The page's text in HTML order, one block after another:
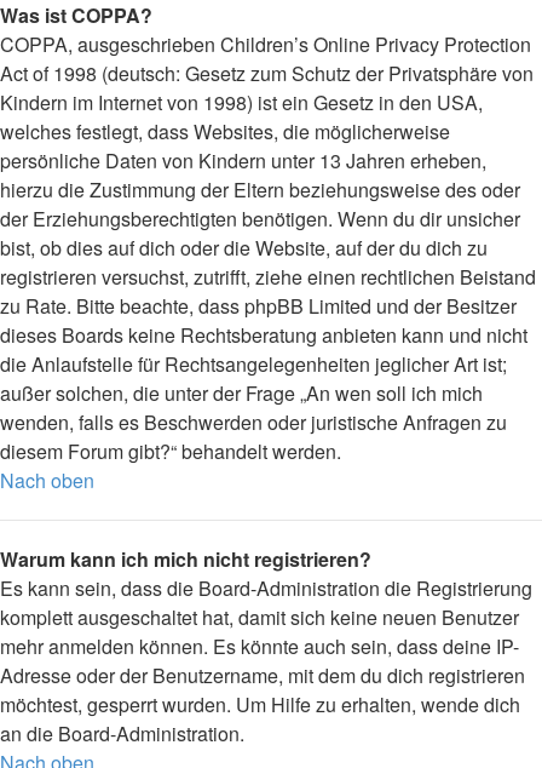
Was ist COPPA?
COPPA, ausgeschrieben Children’s Online Privacy Protection
Act of 1998 (deutsch: Gesetz zum Schutz der Privatsphäre von
Kindern im Internet von 1998) ist ein Gesetz in den USA,
welches festlegt, dass Websites, die möglicherweise
persönliche Daten von Kindern unter 13 Jahren erheben,
hierzu die Zustimmung der Eltern beziehungsweise des oder
der Erziehungsberechtigten benötigen. Wenn du dir unsicher
bist, ob dies auf dich oder die Website, auf der du dich zu
registrieren versuchst, zutrifft, ziehe einen rechtlichen Beistand
zu Rate. Bitte beachte, dass phpBB Limited und der Besitzer
dieses Boards keine Rechtsberatung anbieten kann und nicht
die Anlaufstelle für Rechtsangelegenheiten jeglicher Art ist;
außer solchen, die unter der Frage „An wen soll ich mich
wenden, falls es Beschwerden oder juristische Anfragen zu
diesem Forum gibt?“ behandelt werden.
Nach oben
Warum kann ich mich nicht registrieren?
Es kann sein, dass die Board-Administration die Registrierung
komplett ausgeschaltet hat, damit sich keine neuen Benutzer
mehr anmelden können. Es könnte auch sein, dass deine IP-
Adresse oder der Benutzername, mit dem du dich registrieren
möchtest, gesperrt wurden. Um Hilfe zu erhalten, wende dich
an die Board-Administration.